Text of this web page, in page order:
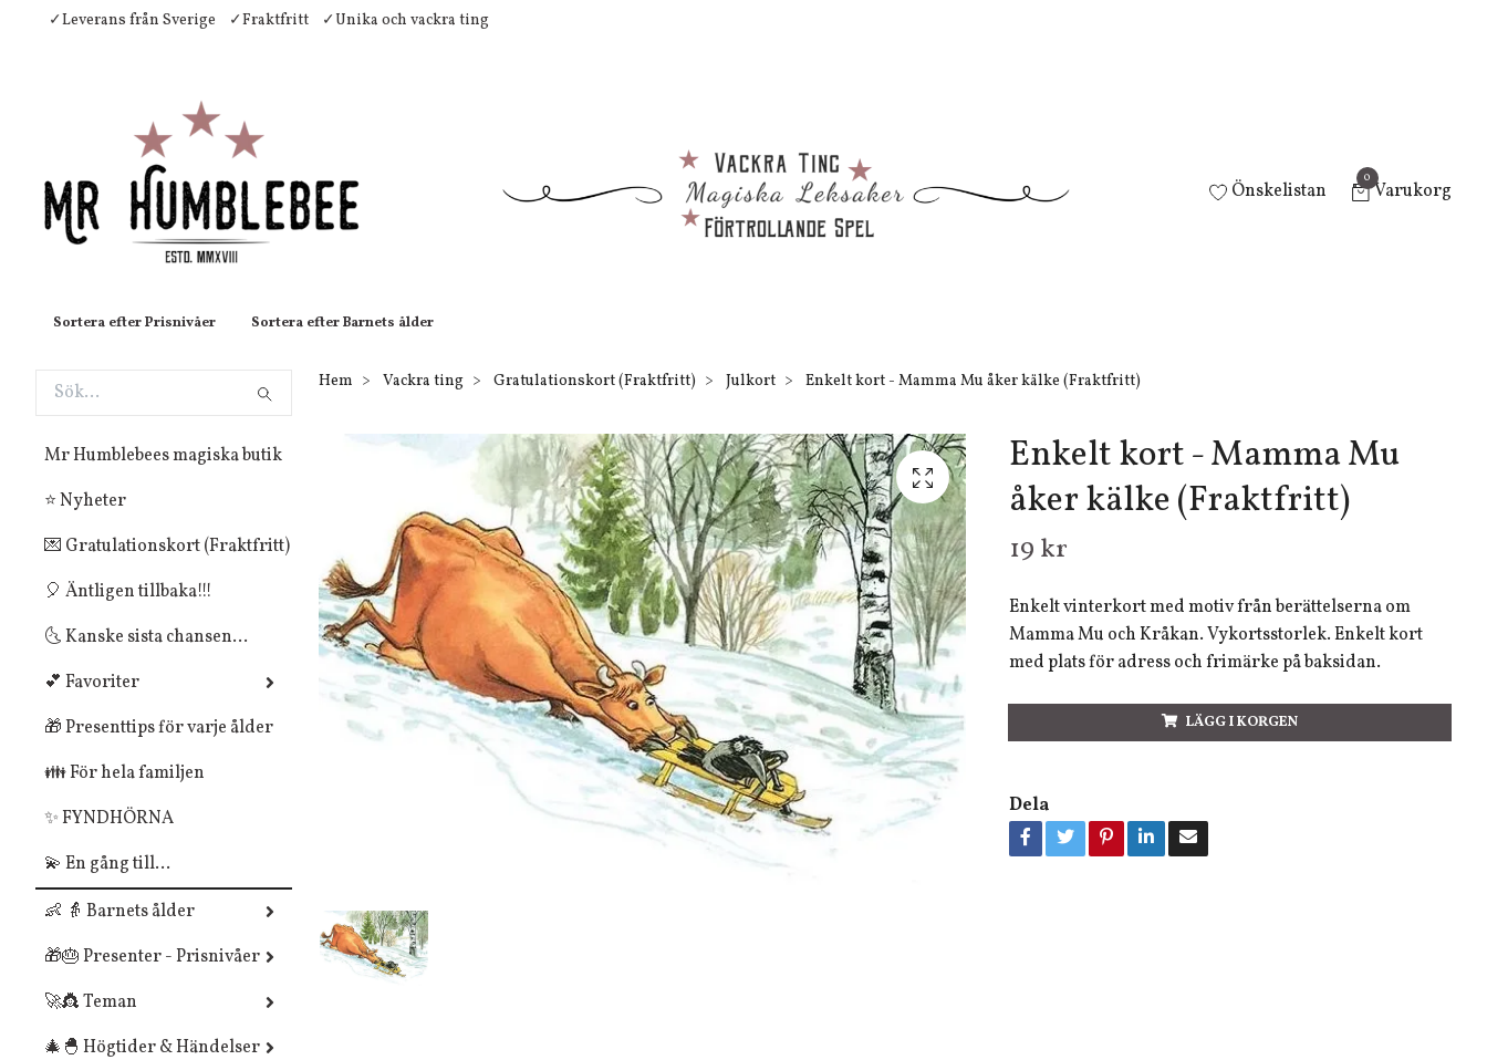
✓Leverans från Sverige ✓Fraktfritt ✓Unika och vackra ting
Önskelistan
0
Varukorg
Sortera efter Prisnivåer Sortera efter Barnets ålder
Mr Humblebees magiska butik
⭐ Nyheter
💌 Gratulationskort (Fraktfritt)
🎈 Äntligen tillbaka!!!
🌜 Kanske sista chansen...
💕 Favoriter
🎁 Presenttips för varje ålder
👪 För hela familjen
✨ FYNDHÖRNA
💫 En gång till...
👶 👵 Barnets ålder
🎁🎂 Presenter - Prisnivåer
🚀👸 Teman
🎄🐣 Högtider & Händelser
Hem Vackra ting Gratulationskort (Fraktfritt) Julkort Enkelt kort - Mamma Mu åker kälke (Fraktfritt)
Enkelt kort - Mamma Mu
åker kälke (Fraktfritt)
19 kr
Enkelt vinterkort med motiv från berättelserna om
Mamma Mu och Kråkan. Vykortsstorlek. Enkelt kort
med plats för adress och frimärke på baksidan.
LÄGG I KORGEN
Dela